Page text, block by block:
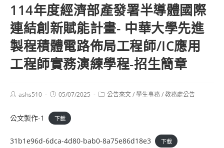
114年度經濟部產發署半導體國際
連結創新賦能計畫- 中華大學先進
製程積體電路佈局工程師/IC應用
工程師實務演練學程-招生簡章
Postashs510
Post05/07/2025
Post公告來文/學生事務/教務處公告
公文製作-1 下載
31b1e96d-6dca-4d80-bab0-8a75e86d18e3 下載